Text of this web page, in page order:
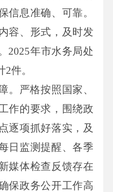
信息准确、可靠。
容、形式，及时发
2025年市水务局处
2件。
。 严格按照国家、
作的要求，围绕政
逐项抓好落实，及
日监测提醒、各季
媒体检查反馈存在
保政务公开工作高